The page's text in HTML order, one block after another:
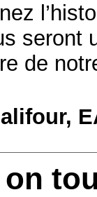
seront
de